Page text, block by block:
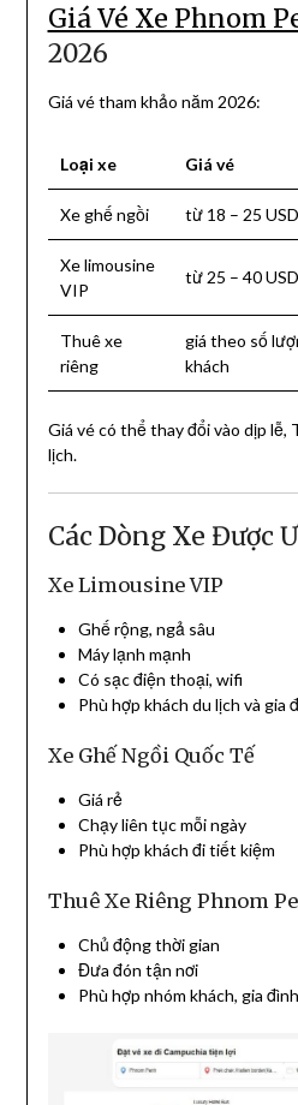
Giá Vé Xe Phnom
2026
Giá vé tham khảo năm 2026:
Loại xe Giá vé
Xe ghế ngồi từ 18 – 25 USD
Xe limousine
VIP
từ 25 – 40 USD
Thuê xe
riêng
giá theo số
khách
Giá vé có thể thay đổi vào dịp lễ,
lịch.
Các Dòng Xe Được
Xe Limousine VIP
Ghế rộng, ngả sâu
Máy lạnh mạnh
Có sạc điện thoại, wifi
Phù hợp khách du lịch và gia
Xe Ghế Ngồi Quốc Tế
Giá rẻ
Chạy liên tục mỗi ngày
Phù hợp khách đi tiết kiệm
Thuê Xe Riêng Phnom
Chủ động thời gian
Đưa đón tận nơi
Phù hợp nhóm khách, gia